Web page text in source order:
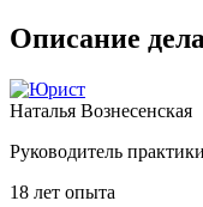
Описание
Наталья Вознесенская
Руководитель практики
18 лет опыта